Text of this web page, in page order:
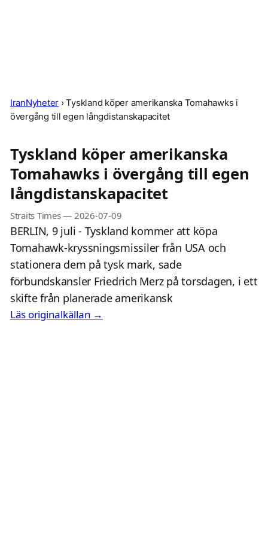
IranNyheter ›Tyskland köper amerikanska Tomahawks i
övergång till egen långdistanskapacitet
Tyskland köper amerikanska
Tomahawks i övergång till egen
långdistanskapacitet
Straits Times— 2026-07-09
BERLIN, 9 juli - Tyskland kommer att köpa
Tomahawk-kryssningsmissiler från USA och
stationera dem på tysk mark, sade
förbundskansler Friedrich Merz på torsdagen, i ett
skifte från planerade amerikansk
Läs originalkällan →